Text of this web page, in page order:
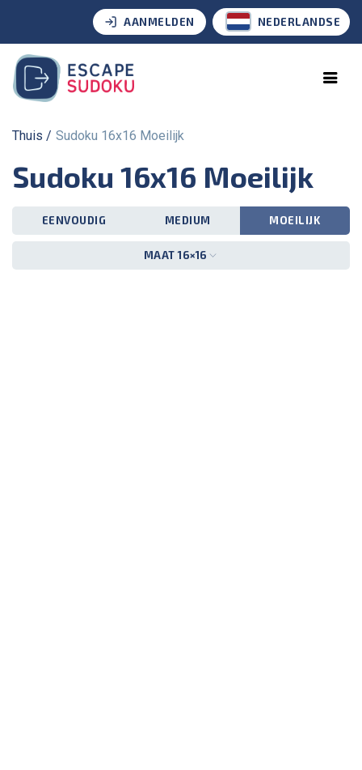
AANMELDEN NEDERLANDSE
Thuis Sudoku 16x16 Moeilijk
Sudoku 16x16 Moeilijk
EENVOUDIG MEDIUM MOEILIJK
MAAT 16×16